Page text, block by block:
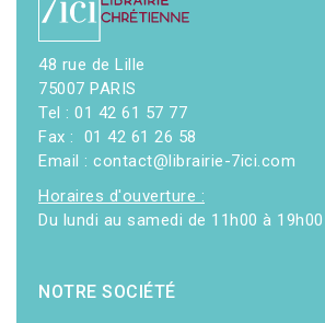
48 rue de Lille
75007 PARIS
Tel : 01 42 61 57 77
Fax : 01 42 61 26 58
Email : contact@librairie-7ici.com
Horaires d'ouverture :
Du lundi au samedi de 11h00 à 19h00
NOTRE SOCIÉTÉ